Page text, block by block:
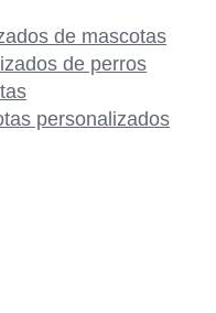
de mascotas
de perros
personalizados